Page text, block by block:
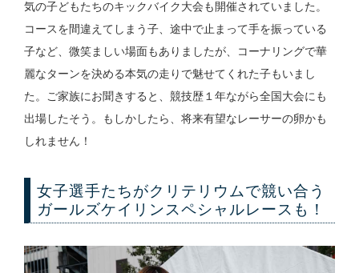
気の子どもたちのキックバイク大会も開催されていました。
コースを間違えてしまう子、途中で止まって手を振っている
子など、微笑ましい場面もありましたが、コーナリングで華
麗なターンを決める本気の走りで魅せてくれた子もいまし
た。ご家族にお聞きすると、競技歴１年ながら全国大会にも
出場したそう。もしかしたら、将来有望なレーサーの卵かも
しれません！
女子選手たちがクリテリウムで競い合う
ガールズケイリンスペシャルレースも！